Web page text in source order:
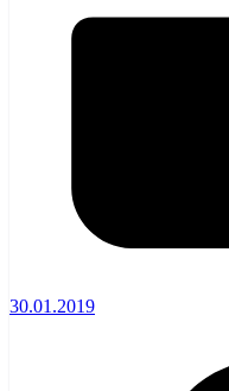
30.01.2019